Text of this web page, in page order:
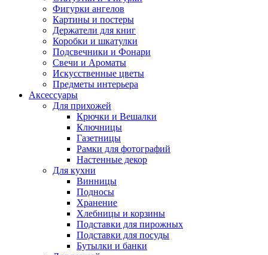
Фигурки ангелов
Картины и постеры
Держатели для книг
Коробки и шкатулки
Подсвечники и Фонари
Свечи и Ароматы
Искусственные цветы
Предметы интерьера
Аксессуары
Для прихожей
Крючки и Вешалки
Ключницы
Газетницы
Рамки для фотографий
Настенные декор
Для кухни
Винницы
Подносы
Хранение
Хлебницы и корзины
Подставки для пирожных
Подставки для посуды
Бутылки и банки